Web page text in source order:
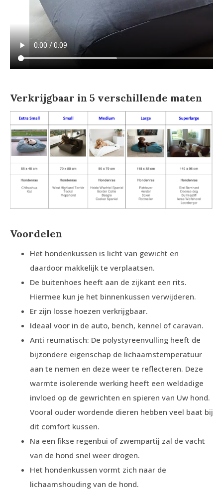
Verkrijgbaar in 5 verschillende maten
Voordelen
Het hondenkussen is licht van gewicht en
daardoor makkelijk te verplaatsen.
De buitenhoes heeft aan de zijkant een rits.
Hiermee kun je het binnenkussen verwijderen.
Er zijn losse hoezen verkrijgbaar.
Ideaal voor in de auto, bench, kennel of caravan.
Anti reumatisch: De polystyreenvulling heeft de
bijzondere eigenschap de lichaamstemperatuur
aan te nemen en deze weer te reflecteren. Deze
warmte isolerende werking heeft een weldadige
invloed op de gewrichten en spieren van Uw hond.
Vooral ouder wordende dieren hebben veel baat bij
dit comfort kussen.
Na een fikse regenbui of zwempartij zal de vacht
van de hond snel weer drogen.
Het hondenkussen vormt zich naar de
lichaamshouding van de hond.